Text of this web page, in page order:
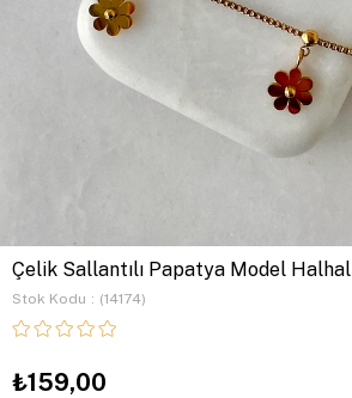
Çelik Sallantılı Papatya Model Halhal
Stok Kodu (14174)
₺159,00